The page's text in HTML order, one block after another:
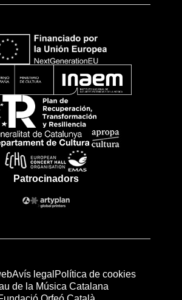
Patrocinadors
Avís legal Política de cookies
de la Música Catalana